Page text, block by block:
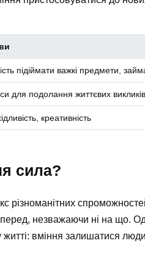
підіймати важкі предмети,
для подолання життєвих викликів
креативність
сила?
різноманітних
незважаючи ні на що.
житті: вміння залишатися